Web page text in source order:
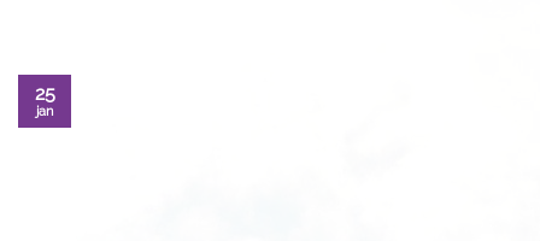
25
jan